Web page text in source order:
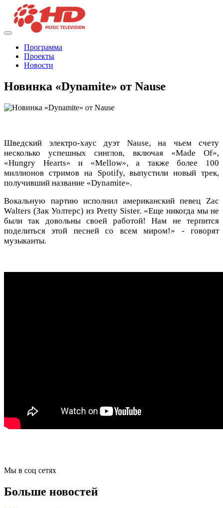
Программа
Проекты
Новости
Новинка «Dynamite» от Nause
Шведский электро-хаус дуэт Nause, на чьем счету
несколько успешных синглов, включая «Made Of»,
«Hungry Hearts» и «Mellow», а также более 100
миллионов стримов на Spotify, выпустили новый трек,
получивший название «Dynamite».
Вокальную партию исполнил американский певец Zac
Walters (Зак Уолтерс) из Pretty Sister. «Еще никогда мы не
были так довольны своей работой! Нам не терпится
поделиться этой песней со всем миром!» - говорят
музыканты.
Мы в соц сетях
Больше новостей